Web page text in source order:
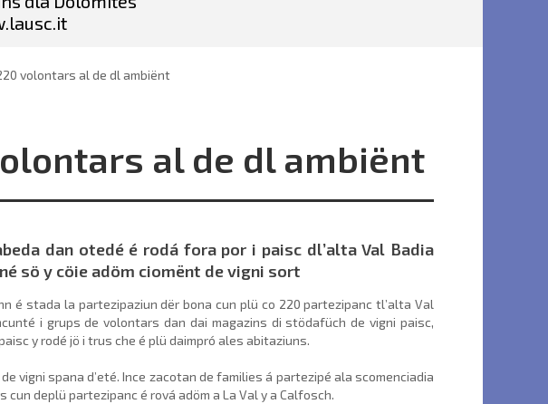
volontars al de dl ambiënt
al de dl ambiënt
dan otedé é rodá fora por i paisc dl’alta Val Badia
sö y cöie adöm ciomënt de vigni sort
é stada la partezipaziun dër bona cun plü co 220 partezipanc tl’alta Val
i grups de volontars dan dai magazins di stödafüch de vigni paisc,
y rodé jö i trus che é plü daimpró ales abitaziuns.
vigni spana d’eté. Ince zacotan de families á partezipé ala scomencia­dia
deplü partezipanc é rová adöm a La Val y a Calfosch.